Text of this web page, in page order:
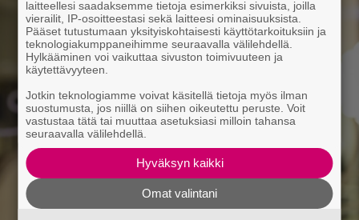
laitteellesi saadaksemme tietoja esimerkiksi sivuista, joilla
vierailit, IP-osoitteestasi sekä laitteesi ominaisuuksista.
Pääset tutustumaan yksityiskohtaisesti käyttötarkoituksiin ja
teknologiakumppaneihimme seuraavalla välilehdellä.
Hylkääminen voi vaikuttaa sivuston toimivuuteen ja
käytettävyyteen.
Jotkin teknologiamme voivat käsitellä tietoja myös ilman
suostumusta, jos niillä on siihen oikeutettu peruste. Voit
vastustaa tätä tai muuttaa asetuksiasi milloin tahansa
seuraavalla välilehdellä.
Hyväksyn kaikki
Omat valintani